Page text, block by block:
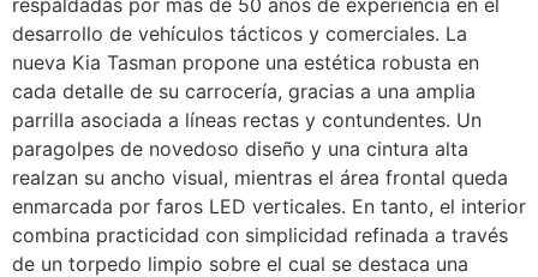
desarrollo de vehículos tácticos y comerciales. La
nueva Kia Tasman propone una estética robusta en
cada detalle de su carrocería, gracias a una amplia
parrilla asociada a líneas rectas y contundentes. Un
paragolpes de novedoso diseño y una cintura alta
realzan su ancho visual, mientras el área frontal queda
enmarcada por faros LED verticales. En tanto, el interior
combina practicidad con simplicidad refinada a través
de un torpedo limpio sobre el cual se destaca una